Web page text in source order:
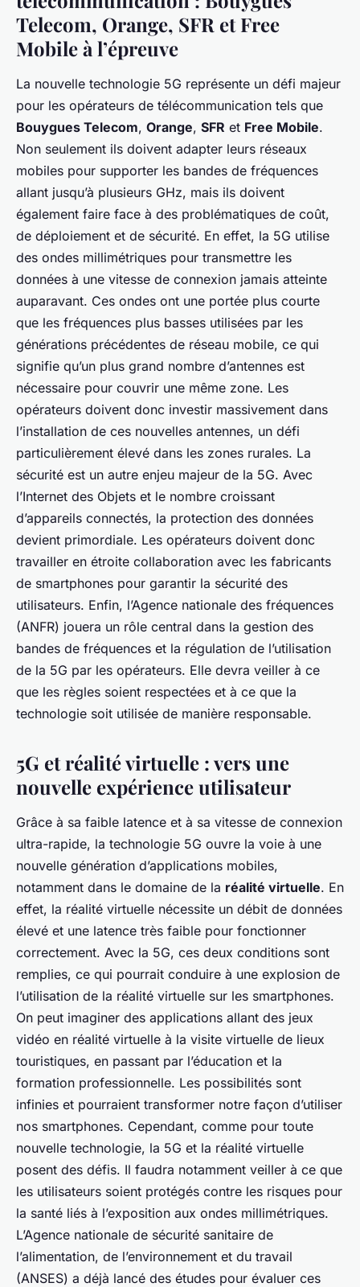
Telecom, Orange, SFR et Free
Mobile à l’épreuve
La nouvelle technologie 5G représente un défi majeur
pour les opérateurs de télécommunication tels que
Bouygues Telecom, Orange, SFR et Free Mobile.
Non seulement ils doivent adapter leurs réseaux
mobiles pour supporter les bandes de fréquences
allant jusqu’à plusieurs GHz, mais ils doivent
également faire face à des problématiques de coût,
de déploiement et de sécurité. En effet, la 5G utilise
des ondes millimétriques pour transmettre les
données à une vitesse de connexion jamais atteinte
auparavant. Ces ondes ont une portée plus courte
que les fréquences plus basses utilisées par les
générations précédentes de réseau mobile, ce qui
signifie qu’un plus grand nombre d’antennes est
nécessaire pour couvrir une même zone. Les
opérateurs doivent donc investir massivement dans
l’installation de ces nouvelles antennes, un défi
particulièrement élevé dans les zones rurales. La
sécurité est un autre enjeu majeur de la 5G. Avec
l’Internet des Objets et le nombre croissant
d’appareils connectés, la protection des données
devient primordiale. Les opérateurs doivent donc
travailler en étroite collaboration avec les fabricants
de smartphones pour garantir la sécurité des
utilisateurs. Enfin, l’Agence nationale des fréquences
(ANFR) jouera un rôle central dans la gestion des
bandes de fréquences et la régulation de l’utilisation
de la 5G par les opérateurs. Elle devra veiller à ce
que les règles soient respectées et à ce que la
technologie soit utilisée de manière responsable.
5G et réalité virtuelle : vers une
nouvelle expérience utilisateur
Grâce à sa faible latence et à sa vitesse de connexion
ultra-rapide, la technologie 5G ouvre la voie à une
nouvelle génération d’applications mobiles,
notamment dans le domaine de la réalité virtuelle. En
effet, la réalité virtuelle nécessite un débit de données
élevé et une latence très faible pour fonctionner
correctement. Avec la 5G, ces deux conditions sont
remplies, ce qui pourrait conduire à une explosion de
l’utilisation de la réalité virtuelle sur les smartphones.
On peut imaginer des applications allant des jeux
vidéo en réalité virtuelle à la visite virtuelle de lieux
touristiques, en passant par l’éducation et la
formation professionnelle. Les possibilités sont
infinies et pourraient transformer notre façon d’utiliser
nos smartphones. Cependant, comme pour toute
nouvelle technologie, la 5G et la réalité virtuelle
posent des défis. Il faudra notamment veiller à ce que
les utilisateurs soient protégés contre les risques pour
la santé liés à l’exposition aux ondes millimétriques.
L’Agence nationale de sécurité sanitaire de
l’alimentation, de l’environnement et du travail
(ANSES) a déjà lancé des études pour évaluer ces